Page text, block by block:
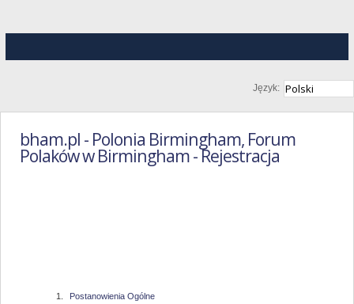
Język:
bham.pl - Polonia Birmingham, Forum
Polaków w Birmingham - Rejestracja
Postanowienia Ogólne